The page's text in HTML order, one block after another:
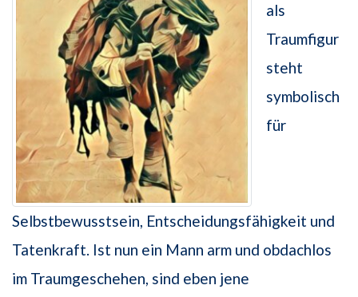
als
Traumfigur
steht
symbolisch
für
Selbstbewusstsein, Entscheidungsfähigkeit und
Tatenkraft. Ist nun ein Mann arm und obdachlos
im Traumgeschehen, sind eben jene